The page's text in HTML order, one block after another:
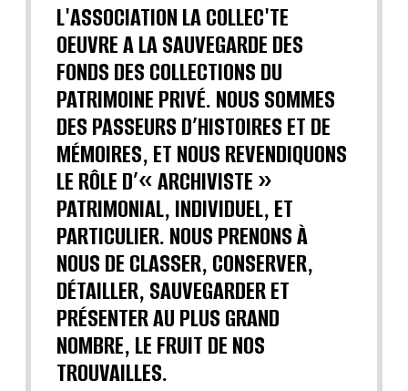
L'ASSOCIATION LA COLLEC'TE
OEUVRE A LA SAUVEGARDE DES
FONDS DES COLLECTIONS DU
PATRIMOINE PRIVÉ. NOUS SOMMES
DES PASSEURS D’HISTOIRES ET DE
MÉMOIRES, ET NOUS REVENDIQUONS
LE RÔLE D’« ARCHIVISTE »
PATRIMONIAL, INDIVIDUEL, ET
PARTICULIER. NOUS PRENONS À
NOUS DE CLASSER, CONSERVER,
DÉTAILLER, SAUVEGARDER ET
PRÉSENTER AU PLUS GRAND
NOMBRE, LE FRUIT DE NOS
TROUVAILLES.